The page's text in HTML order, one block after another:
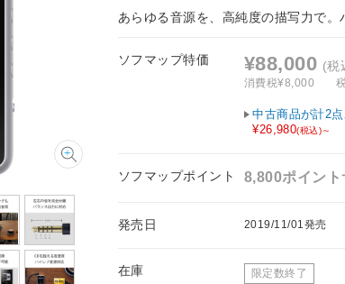
あらゆる音源を、高純度の描写力で
ソフマップ特価 ¥88,000 (税
消費税¥8,000
中古商品が計2
¥26,980(税込)～
ソフマップポイント 8,800ポイント
発売日 2019/11/01発売
在庫 限定数終了